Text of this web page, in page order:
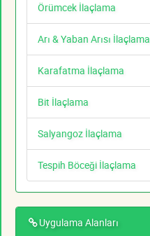
Örümcek İlaçlama
Arı & Yaban Arısı İlaçlama
Karafatma İlaçlama
Bit İlaçlama
Salyangoz İlaçlama
Tespih Böceği İlaçlama
Uygulama Alanları